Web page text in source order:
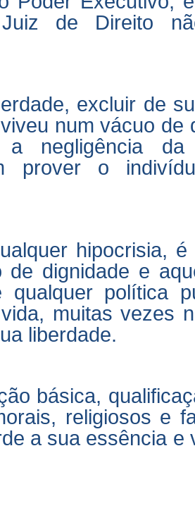
Juiz de Direito
excluir de
num vácuo de
negligência da
prover o
hipocrisia,
de dignidade e
qualquer política
muitas vezes
liberdade.
básica,
religiosos e
a sua essência e